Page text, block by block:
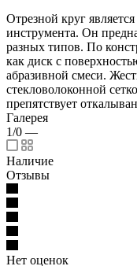
Отрезной круг
инструмента. Он
разных типов. По
как диск с
абразивной смеси.
стекловолоконной
препятствует
Галерея
1/0 —
Наличие
Отзывы
Нет оценок